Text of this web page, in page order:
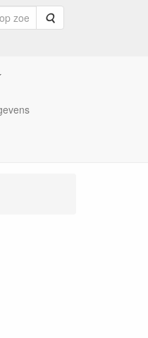
Zoeken